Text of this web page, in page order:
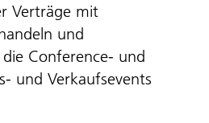
Verträge mit
und
Conference- und
und Verkaufsevents